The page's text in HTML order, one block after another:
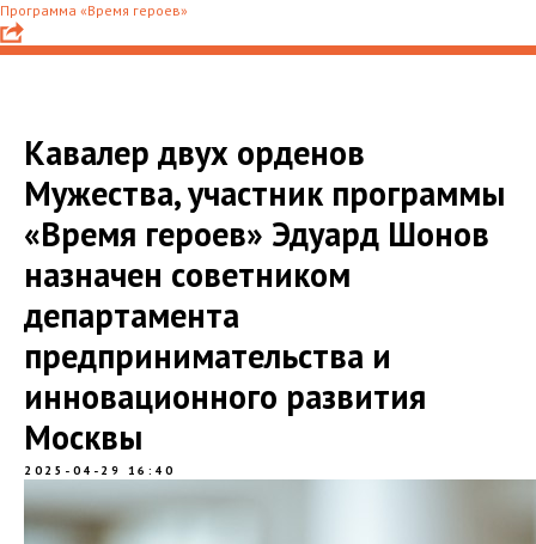
Программа «Время героев»
Кавалер двух орденов
Мужества, участник программы
«Время героев» Эдуард Шонов
назначен советником
департамента
предпринимательства и
инновационного развития
Москвы
2025-04-29 16:40